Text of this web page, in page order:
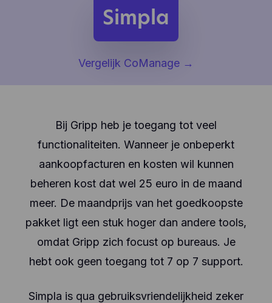
Simpla
Vergelijk CoManage →
Bij Gripp heb je toegang tot veel
functionaliteiten. Wanneer je onbeperkt
aankoopfacturen en kosten wil kunnen
beheren kost dat wel 25 euro in de maand
meer. De maandprijs van het goedkoopste
pakket ligt een stuk hoger dan andere tools,
omdat Gripp zich focust op bureaus. Je
hebt ook geen toegang tot 7 op 7 support.
Simpla is qua gebruiksvriendelijkheid zeker